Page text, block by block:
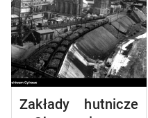
Zakłady hutnicze